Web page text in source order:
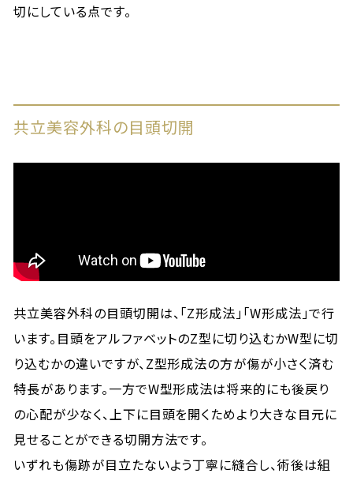
切にしている点です。
共立美容外科の目頭切開
共立美容外科の目頭切開は、「Z形成法」「W形成法」で行
います。目頭をアルファベットのZ型に切り込むかW型に切
り込むかの違いですが、Z型形成法の方が傷が小さく済む
特長があります。一方でW型形成法は将来的にも後戻り
の心配が少なく、上下に目頭を開くためより大きな目元に
見せることができる切開方法です。
いずれも傷跡が目立たないよう丁寧に縫合し、術後は組